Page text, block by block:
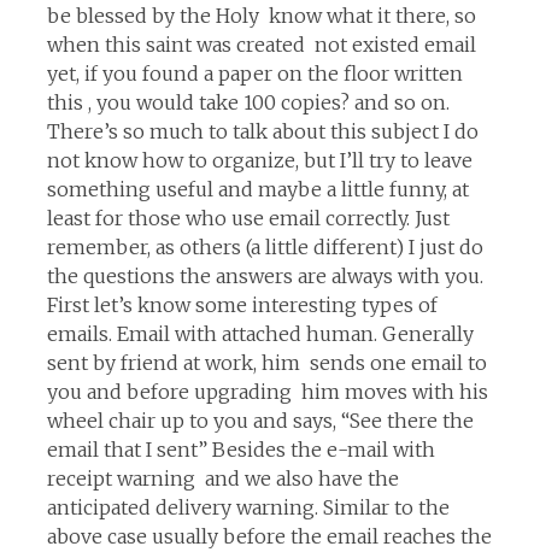
be blessed by the Holy know what it there, so
when this saint was created not existed email
yet, if you found a paper on the floor written
this , you would take 100 copies? and so on.
There’s so much to talk about this subject I do
not know how to organize, but I’ll try to leave
something useful and maybe a little funny, at
least for those who use email correctly. Just
remember, as others (a little different) I just do
the questions the answers are always with you.
First let’s know some interesting types of
emails. Email with attached human. Generally
sent by friend at work, him sends one email to
you and before upgrading him moves with his
wheel chair up to you and says, “See there the
email that I sent” Besides the e-mail with
receipt warning and we also have the
anticipated delivery warning. Similar to the
above case usually before the email reaches the